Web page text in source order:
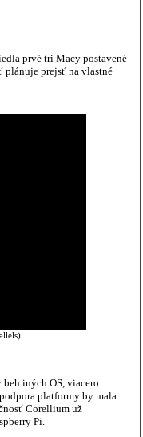
prvé tri Macy postavené
plánuje prejsť na vlastné
iných OS, viacero
platformy by mala
Corellium už
Pi.